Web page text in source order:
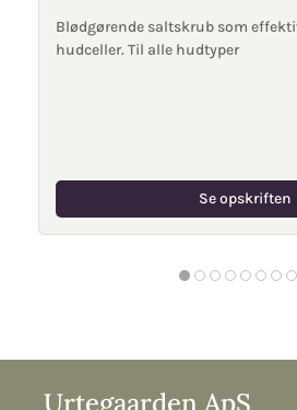
Blødgørende saltskrub som
hudceller. Til alle hudtyper
Se opskriften
Urtegaarden ApS